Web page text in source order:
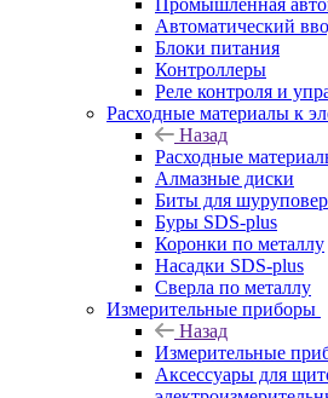
Промышленная
Автоматический
Блоки питания
Контроллеры
Реле контроля и
Расходные материалы к
Назад
Расходные
Алмазные диски
Биты для
Буры SDS-plus
Коронки по металлу
Насадки SDS-plus
Сверла по металлу
Измерительные приборы
Назад
Измерительные
Аксессуары для